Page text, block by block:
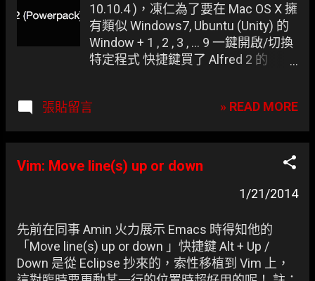
10.10.4 )，凍仁為了要在 Mac OS X 擁
有類似 Windows7, Ubuntu (Unity) 的
Window + 1 , 2 , 3 , ... 9 一鍵開啟/切換
特定程式 快捷鍵買了 Alfred 2 的
Powerpack 裡的 Workflows 來替代快
還包了比 SM 更美觀的 Large Type ，
真的是三個願望一次滿足！相信喜愛
高度客制化的伙伴都會捨得花這點小
錢！ ▲ [圖1] Alfred 家的 Large Type
張貼留言 » READ MORE
Vim: Move line(s) up or down
1/21/2014
先前在同事 Amin 火力展示 Emacs 時得知他的
「Move line(s) up or down 」快捷鍵 Alt + Up /
Down 是從 Eclipse 抄來的，索性移植到 Vim 上，